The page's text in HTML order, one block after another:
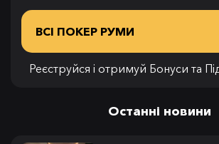
ВСІ ПОКЕР РУМИ
Реєструйся і отримуй Бонуси та
Останні новини